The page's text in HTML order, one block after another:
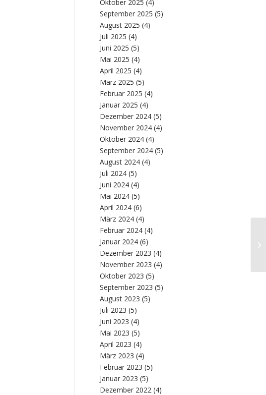
Oktober 2025 (4)
September 2025 (5)
August 2025 (4)
Juli 2025 (4)
Juni 2025 (5)
Mai 2025 (4)
April 2025 (4)
März 2025 (5)
Februar 2025 (4)
Januar 2025 (4)
Dezember 2024 (5)
November 2024 (4)
Oktober 2024 (4)
September 2024 (5)
August 2024 (4)
Juli 2024 (5)
Juni 2024 (4)
Mai 2024 (5)
April 2024 (6)
März 2024 (4)
Februar 2024 (4)
Januar 2024 (6)
Dezember 2023 (4)
November 2023 (4)
Oktober 2023 (5)
September 2023 (5)
August 2023 (5)
Juli 2023 (5)
Juni 2023 (4)
Mai 2023 (5)
April 2023 (4)
März 2023 (4)
Februar 2023 (5)
Januar 2023 (5)
Dezember 2022 (4)